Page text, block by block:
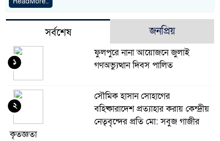
সর্বশেষ জনপ্রিয়
ফুলপুরে নানা আয়োজনে জুলাই
গণঅভ্যুত্থান দিবস পালিত
১
সৌমিক হাসান সোহাগের
বহিষ্কারাদেশ প্রত্যাহার করায় কেন্দ্রীয়
নেতৃবৃন্দের প্রতি মো: সবুজ গাজীর
কৃতজ্ঞতা
২